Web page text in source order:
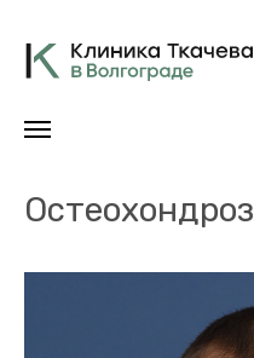
Главная
Остеохондроз